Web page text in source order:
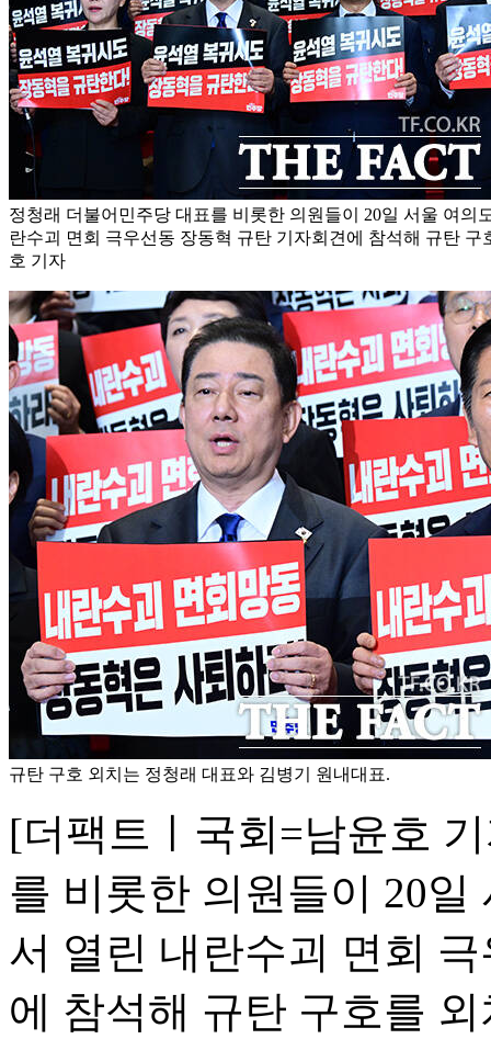
정청래 더불어민주당 대표를 비롯한 의원들이 20일 서울 여의
란수괴 면회 극우선동 장동혁 규탄 기자회견에 참석해 규탄 구
호 기자
규탄 구호 외치는 정청래 대표와 김병기 원내대표.
[더팩트ㅣ국회=남윤호
를 비롯한 의원들이 20
서 열린 내란수괴 면회
에 참석해 규탄 구호를